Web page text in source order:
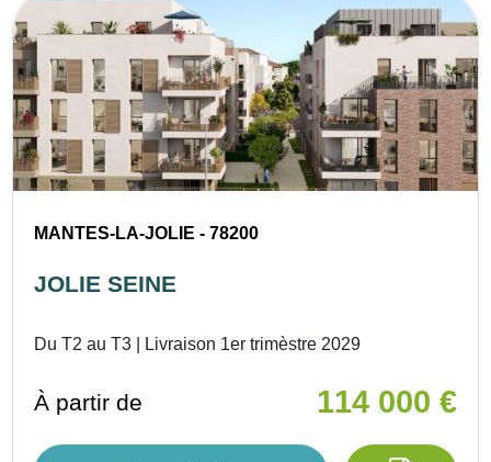
MANTES-LA-JOLIE - 78200
JOLIE SEINE
Du T2 au T3 | Livraison 1er trimèstre 2029
À partir de 114 000 €